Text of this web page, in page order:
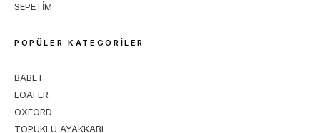
SEPETİM
POPÜLER KATEGORİLER
BABET
LOAFER
OXFORD
TOPUKLU AYAKKABI